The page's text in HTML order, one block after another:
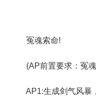
冤魂索命!
(AP前置要求：冤魂
AP1:生成剑气风暴